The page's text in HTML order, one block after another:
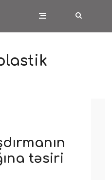
təsiri